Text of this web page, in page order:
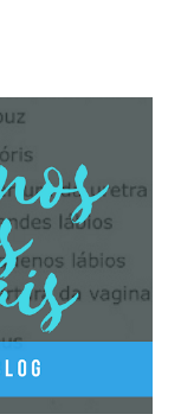
dienogest 17
de valerato de
dienogest 2
mg de valerato
brancos
de pausa).
amido de